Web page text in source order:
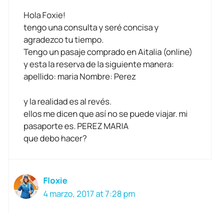
Hola Foxie!
tengo una consulta y seré concisa y
agradezco tu tiempo.
Tengo un pasaje comprado en Aitalia (online)
y esta la reserva de la siguiente manera:
apellido: maria Nombre: Perez
y la realidad es al revés.
ellos me dicen que así no se puede viajar. mi
pasaporte es. PEREZ MARIA
que debo hacer?
Floxie
4 marzo, 2017 at 7:28 pm